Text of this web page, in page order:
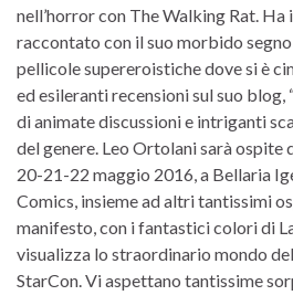
nell’horror con The Walking Rat.
raccontato con il suo morbido
pellicole supereroistiche dove si è
ed esileranti recensioni sul suo blog,
di animate discussioni e intriganti
del genere. Leo Ortolani sarà ospite
20-21-22 maggio 2016, a Bellaria
Comics, insieme ad altri tantissimi
manifesto, con i fantastici colori di
visualizza lo straordinario mondo
StarCon. Vi aspettano tantissime